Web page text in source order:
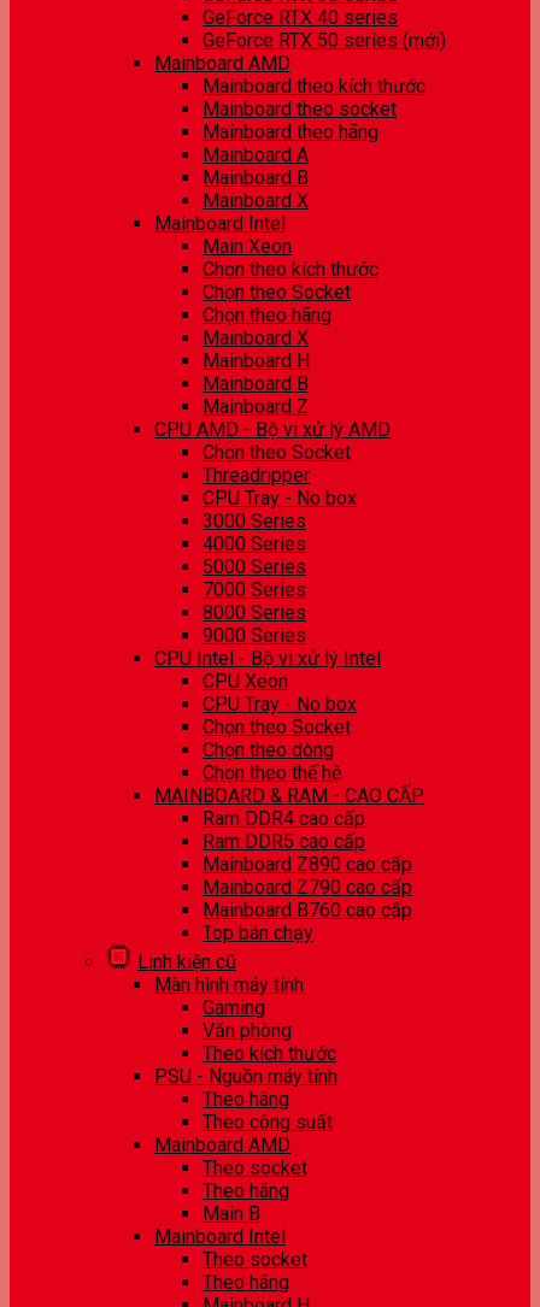
GeForce RTX 40 series
GeForce RTX 50 series (mới)
Mainboard AMD
Mainboard theo kích thước
Mainboard theo socket
Mainboard theo hãng
Mainboard A
Mainboard B
Mainboard X
Mainboard Intel
Main Xeon
Chọn theo kích thước
Chọn theo Socket
Chọn theo hãng
Mainboard X
Mainboard H
Mainboard B
Mainboard Z
CPU AMD - Bộ vi xử lý AMD
Chọn theo Socket
Threadripper
CPU Tray - No box
3000 Series
4000 Series
5000 Series
7000 Series
8000 Series
9000 Series
CPU Intel - Bộ vi xử lý Intel
CPU Xeon
CPU Tray - No box
Chọn theo Socket
Chọn theo dòng
Chọn theo thế hệ
MAINBOARD & RAM - CAO CẤP
Ram DDR4 cao cấp
Ram DDR5 cao cấp
Mainboard Z890 cao cấp
Mainboard Z790 cao cấp
Mainboard B760 cao cấp
Top bán chạy
Linh kiện cũ
Màn hình máy tính
Gaming
Văn phòng
Theo kích thước
PSU - Nguồn máy tính
Theo hãng
Theo công suất
Mainboard AMD
Theo socket
Theo hãng
Main B
Mainboard Intel
Theo socket
Theo hãng